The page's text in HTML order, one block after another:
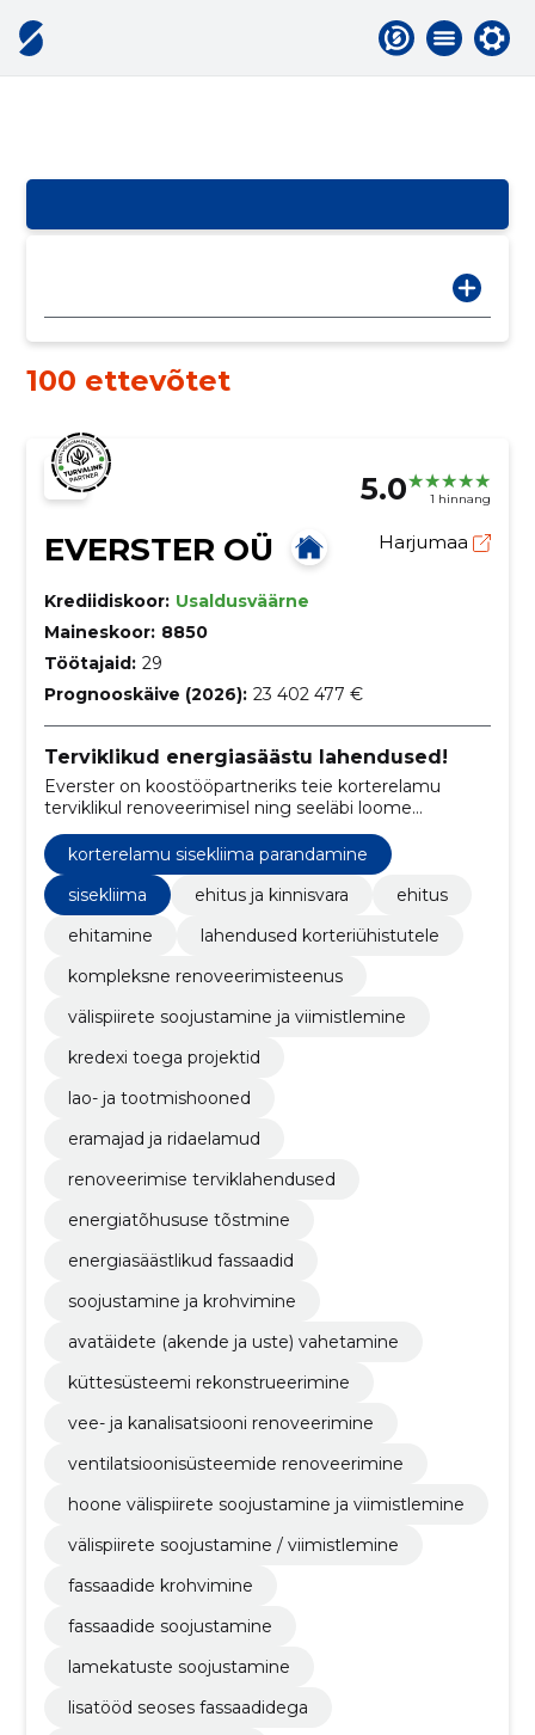
100 ettevõtet
5.0 1 hinnang
EVERSTER OÜ Harjumaa
Krediidiskoor: Usaldusväärne
Maineskoor: 8850
Töötajaid: 29
Prognooskäive (2026): 23 402 477 €
Terviklikud energiasäästu lahendused!
Everster on koostööpartneriks teie korterelamu
terviklikul renoveerimisel ning seeläbi loome
energiasäästliku ja kaunima elukeskkonna. Meie
tegevusaladeks on rekonstrueerimine, kortermajade
renoveerimine ja fassaaditööd.
korterelamu sisekliima parandamine
sisekliima
ehitus ja kinnisvara
ehitus
ehitamine
lahendused korteriühistutele
kompleksne renoveerimisteenus
välispiirete soojustamine ja viimistlemine
kredexi toega projektid
lao- ja tootmishooned
eramajad ja ridaelamud
renoveerimise terviklahendused
energiatõhususe tõstmine
energiasäästlikud fassaadid
soojustamine ja krohvimine
avatäidete (akende ja uste) vahetamine
küttesüsteemi rekonstrueerimine
vee- ja kanalisatsiooni renoveerimine
ventilatsioonisüsteemide renoveerimine
hoone välispiirete soojustamine ja viimistlemine
välispiirete soojustamine / viimistlemine
fassaadide krohvimine
fassaadide soojustamine
lamekatuste soojustamine
lisatööd seoses fassaadidega